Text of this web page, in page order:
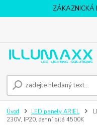
Úvod LED panely ARIEL
230V, IP20, denní bílá 4500K